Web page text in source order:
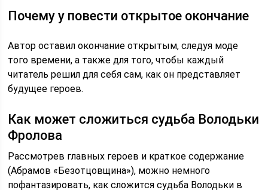
Почему у повести открытое окончание
Автор оставил окончание открытым, следуя моде
того времени, а также для того, чтобы каждый
читатель решил для себя сам, как он представляет
будущее героев.
Как может сложиться судьба Володьки
Фролова
Рассмотрев главных героев и краткое содержание
(Абрамов «Безотцовщина»), можно немного
пофантазировать, как сложится судьба Володьки в